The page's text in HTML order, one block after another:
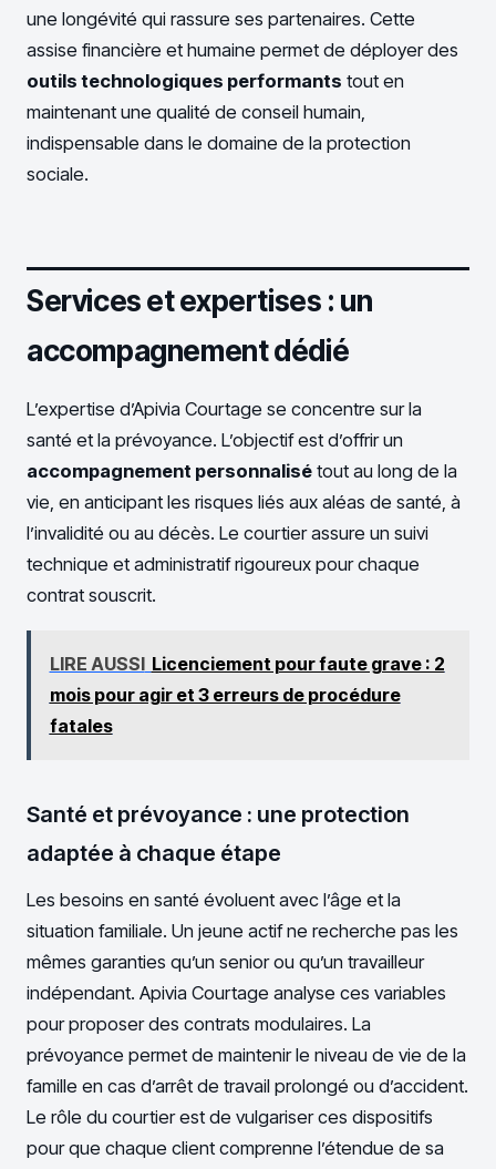
une longévité qui rassure ses partenaires. Cette
assise financière et humaine permet de déployer des
outils technologiques performants tout en
maintenant une qualité de conseil humain,
indispensable dans le domaine de la protection
sociale.
Services et expertises : un
accompagnement dédié
L’expertise d’Apivia Courtage se concentre sur la
santé et la prévoyance. L’objectif est d’offrir un
accompagnement personnalisé tout au long de la
vie, en anticipant les risques liés aux aléas de santé, à
l’invalidité ou au décès. Le courtier assure un suivi
technique et administratif rigoureux pour chaque
contrat souscrit.
LIRE AUSSI Licenciement pour faute grave : 2
mois pour agir et 3 erreurs de procédure
fatales
Santé et prévoyance : une protection
adaptée à chaque étape
Les besoins en santé évoluent avec l’âge et la
situation familiale. Un jeune actif ne recherche pas les
mêmes garanties qu’un senior ou qu’un travailleur
indépendant. Apivia Courtage analyse ces variables
pour proposer des contrats modulaires. La
prévoyance permet de maintenir le niveau de vie de la
famille en cas d’arrêt de travail prolongé ou d’accident.
Le rôle du courtier est de vulgariser ces dispositifs
pour que chaque client comprenne l’étendue de sa